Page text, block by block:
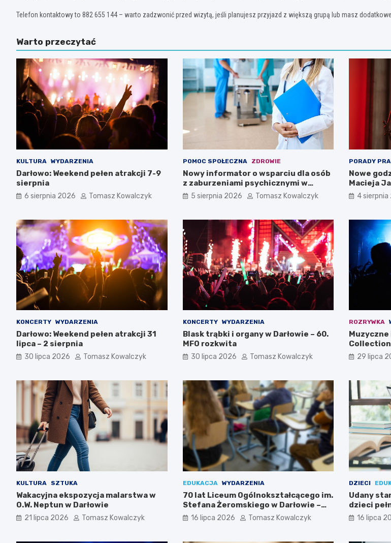
Telefon kontaktowy to 882 655 144 – warto zadzwonić przed wizytą, jeśli planujesz przyjazd z większą grupą lub masz
Warto przeczytać
KULTURA WYDARZENIA
Darłowo: Weekend pełen atrakcji 7-9
sierpnia
6 sierpnia 2026 Tomasz Kowalczyk
POMOC SPOŁECZNA ZDROWIE
Nowy informator o wsparciu dla osób
z zaburzeniami psychicznymi w
Zachodniopomorskiem na 2026 rok
5 sierpnia 2026 Tomasz Kowalczyk
PORADY
Nowe
Macieja
4
KONCERTY WYDARZENIA
Darłowo: Weekend pełen atrakcji 31
lipca – 2 sierpnia
30 lipca 2026 Tomasz Kowalczyk
KONCERTY WYDARZENIA
Blask trąbki i organy w Darłowie – 60.
MFO rozkwita
30 lipca 2026 Tomasz Kowalczyk
ROZRYWKA
Collection
29 lipca
KULTURA SZTUKA
Wakacyjna ekspozycja malarstwa w
O.W. Neptun w Darłowie
21 lipca 2026 Tomasz Kowalczyk
EDUKACJA WYDARZENIA
70 lat Liceum Ogólnokształcącego im.
Stefana Żeromskiego w Darłowie –
Świętuj z nami!
16 lipca 2026 Tomasz Kowalczyk
DZIECI
Udany
dzieci
16 lipca